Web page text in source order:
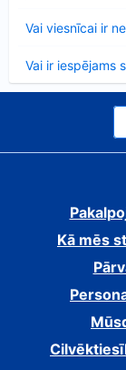
Vai viesnīcai ir
Vai ir iespējams
Kā mēs